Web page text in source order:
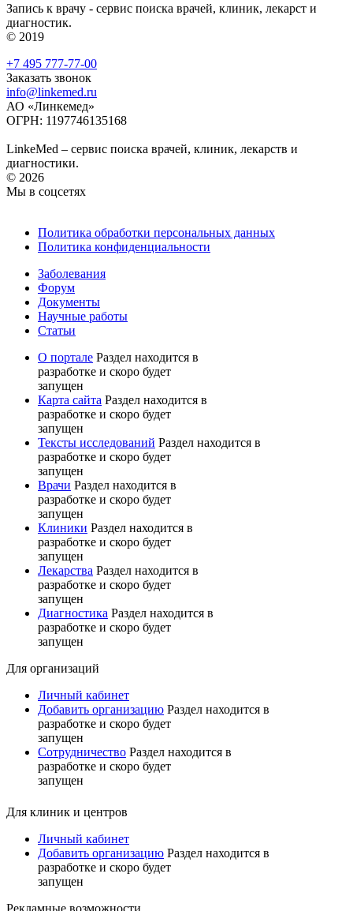
Запись к врачу - сервис поиска врачей, клиник, лекарст и
диагностик.
© 2019
+7 495 777-77-00
Заказать звонок
info@linkemed.ru
АО «Линкемед»
ОГРН: 1197746135168
LinkeMed – сервис поиска врачей, клиник, лекарств и
диагностики.
© 2026
Мы в соцсетях
Политика обработки персональных данных
Политика конфиденциальности
Заболевания
Форум
Документы
Научные работы
Статьи
О портале Раздел находится в
разработке и скоро будет
запущен
Карта сайта Раздел находится в
разработке и скоро будет
запущен
Тексты исследований Раздел находится в
разработке и скоро будет
запущен
Врачи Раздел находится в
разработке и скоро будет
запущен
Клиники Раздел находится в
разработке и скоро будет
запущен
Лекарства Раздел находится в
разработке и скоро будет
запущен
Диагностика Раздел находится в
разработке и скоро будет
запущен
Для организаций
Личный кабинет
Добавить организацию Раздел находится в
разработке и скоро будет
запущен
Сотрудничество Раздел находится в
разработке и скоро будет
запущен
Для клиник и центров
Личный кабинет
Добавить организацию Раздел находится в
разработке и скоро будет
запущен
Рекламные возможности